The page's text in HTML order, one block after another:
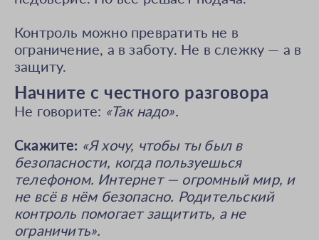
Контроль можно превратить не в
ограничение, а в заботу. Не в слежку — а в
защиту.
Начните с честного разговора
Не говорите: «Так надо».
Скажите: «Я хочу, чтобы ты был в
безопасности, когда пользуешься
телефоном. Интернет — огромный мир, и
не всё в нём безопасно. Родительский
контроль помогает защитить, а не
ограничить».